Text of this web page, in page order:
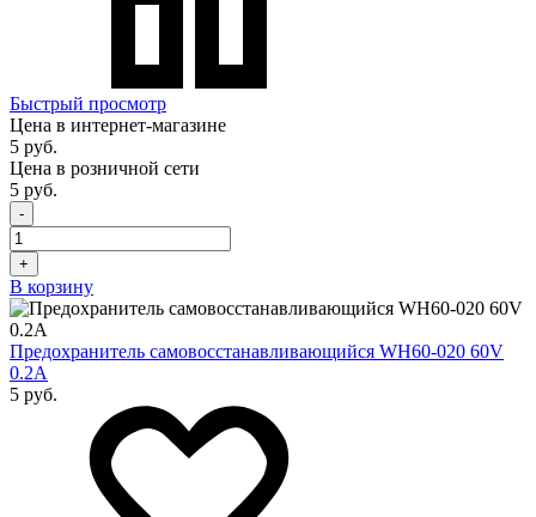
Быстрый просмотр
Цена в интернет-магазине
5 руб.
Цена в розничной сети
5 руб.
-
+
В корзину
Предохранитель самовосстанавливающийся WH60-020 60V
0.2A
5 руб.